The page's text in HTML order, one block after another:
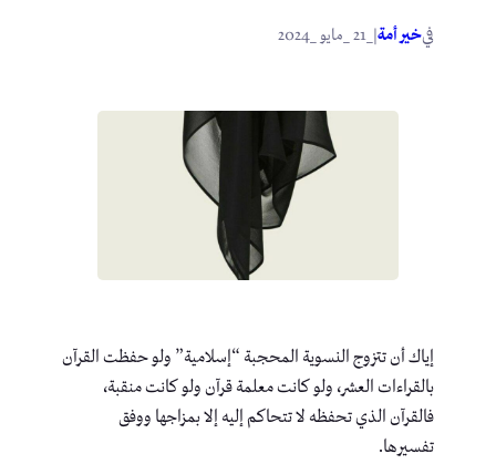
فيخير أمة
إياك أن تتزوج النسوية المحجبة “إسلامية” ولو حفظت القرآن
بالقراءات العشر، ولو كانت معلمة قرآن ولو كانت منقبة،
فالقرآن الذي تحفظه لا تتحاكم إليه إلا بمزاجها ووفق
تفسيرها.